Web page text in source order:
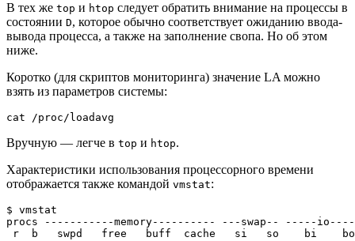
В тех же top и htop следует обратить внимание на процессы в
состоянии D, которое обычно соответствует ожиданию ввода-
вывода процесса, а также на заполнение свопа. Но об этом
ниже.
Коротко (для скриптов мониторинга) значение LA можно
взять из параметров системы:
Вручную — легче в top и htop.
Характеристики использования процессорного времени
отображается также командой vmstat:
$ vmstat
procs -----------memory---------- ---swap-- -----
r  b   swpd   free   buff  cache   si   so    bi